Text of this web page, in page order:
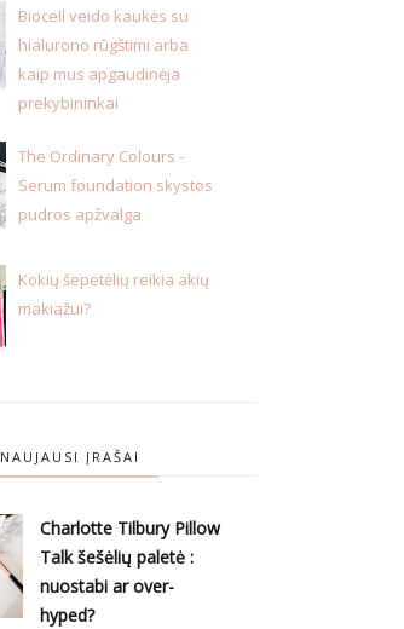
Biocell veido kaukės su
hialurono rūgštimi arba
kaip mus apgaudinėja
prekybininkai
The Ordinary Colours -
Serum foundation skystos
pudros apžvalga
Kokių šepetėlių reikia akių
makiažui?
NAUJAUSI ĮRAŠAI
Charlotte Tilbury Pillow
Talk šešėlių paletė :
nuostabi ar over-
hyped?